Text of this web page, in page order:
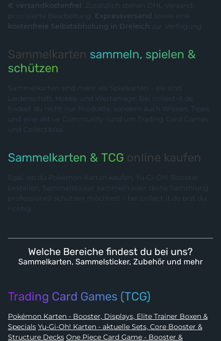
€ versandkostenfrei. Zusätzlich stehen DHL-Versand,
priorisierte Bearbeitung, Expressversand sowie eine
kostenfreie Selbstabholung in Dreieich zur Verfügung.
Sammelkarten sammeln, spielen &
schützen
Sammelkarten sind mehr als Spielkarten – sie sind
Leidenschaft, Hobby und Wertanlage. Bei collect-it.de
findest du nicht nur Produkte, sondern auch Wissen, Tipps
und eine aktive Community rund um Trading Card Games
und Collectibles.
Sammelkarten & TCG online kaufen
Egal, ob du Pokémon Karten kaufen, Yu-Gi-Oh! Booster
bestellen, Sammelsticker sammeln oder deine Sammlung
professionell schützen möchtest – bei collect-it.de bist du
richtig.
Welche Bereiche findest du bei uns?
Sammelkarten, Sammelsticker, Zubehör und mehr
Trading Card Games (TCG)
Pokémon Karten - Booster, Displays, Elite Trainer Boxen &
Specials Yu-Gi-Oh! Karten - aktuelle Sets, Core Booster &
Structure Decks One Piece Card Game - Booster &